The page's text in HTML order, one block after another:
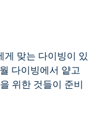
맞는 다이빙이 있
다이빙에서 얕고
위한 것들이 준비